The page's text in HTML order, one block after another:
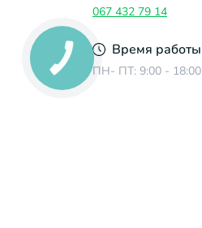
067 432 79 14
Время работы
ПН- ПТ: 9:00 - 18:00